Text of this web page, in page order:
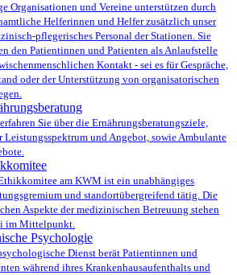
Organisationen und Vereine unterstützen durch
Helferinnen und Helfer zusätzlich unser
pflegerisches Personal der Stationen. Sie
den Patientinnen und Patienten als Anlaufstelle
Kontakt - sei es für Gespräche,
oder der Unterstützung von organisatorischen
Sie über die Ernährungsberatungsziele,
Leistungsspektrum und Angebot, sowie Ambulante
am KWM ist ein unabhängiges
und standortübergreifend tätig. Die
Aspekte der medizinischen Betreuung stehen
im Mittelpunkt.
Psychologie
Dienst berät Patientinnen und
während ihres Krankenhausaufenthalts und